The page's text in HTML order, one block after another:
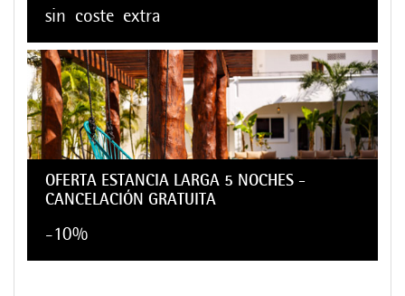
sin coste extra
OFERTA ESTANCIA LARGA 5 NOCHES -
CANCELACIÓN GRATUITA
-10%